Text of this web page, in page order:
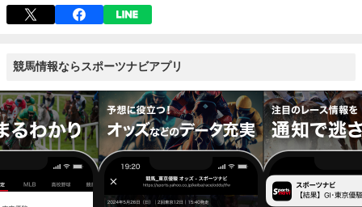
競馬情報ならスポーツナビアプリ